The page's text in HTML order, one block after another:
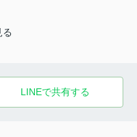
LINEで共有する